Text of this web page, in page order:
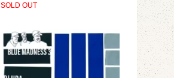
SOLD OUT